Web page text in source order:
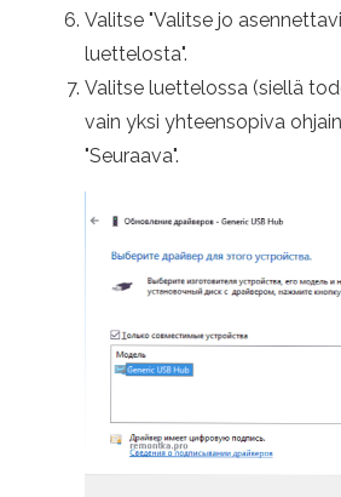
Valitse "Valitse jo
luettelosta".
Valitse luettelossa (siellä
vain yksi yhteensopiva
"Seuraava".